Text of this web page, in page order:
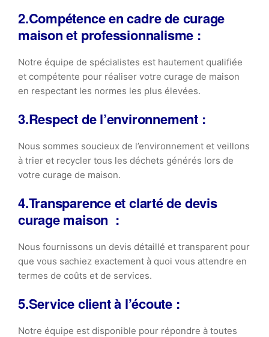
2.Compétence en cadre de curage
maison et professionnalisme :
Notre équipe de spécialistes est hautement qualifiée
et compétente pour réaliser votre curage de maison
en respectant les normes les plus élevées.
3.Respect de l’environnement :
Nous sommes soucieux de l’environnement et veillons
à trier et recycler tous les déchets générés lors de
votre curage de maison.
4.Transparence et clarté de devis
curage maison :
Nous fournissons un devis détaillé et transparent pour
que vous sachiez exactement à quoi vous attendre en
termes de coûts et de services.
5.Service client à l’écoute :
Notre équipe est disponible pour répondre à toutes